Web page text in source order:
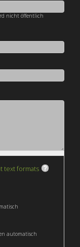
nicht öffentlich
text formats
automatisch